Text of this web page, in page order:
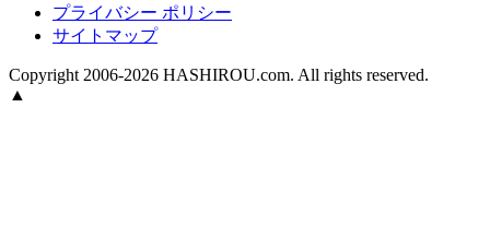
プライバシー ポリシー
サイトマップ
Copyright 2006-2026 HASHIROU.com. All rights reserved.
▲